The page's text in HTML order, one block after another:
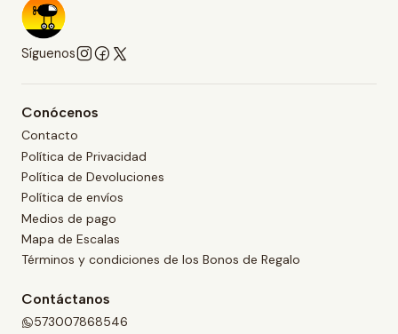
Síguenos
Conócenos
Contacto
Política de Privacidad
Política de Devoluciones
Política de envíos
Medios de pago
Mapa de Escalas
Términos y condiciones de los Bonos de Regalo
Contáctanos
573007868546